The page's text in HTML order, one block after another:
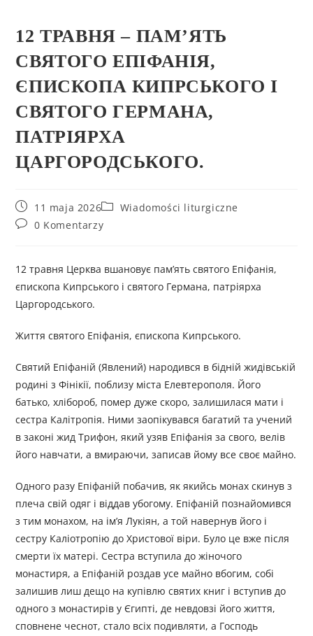
12 ТРАВНЯ – ПАМ’ЯТЬ
СВЯТОГО ЕПІФАНІЯ,
ЄПИСКОПА КИПРСЬКОГО І
СВЯТОГО ГЕРМАНА,
ПАТРІЯРХА
ЦАРГОРОДСЬКОГО.
11 maja 2026
Wiadomości liturgiczne
0 Komentarzy
12 травня Церква вшановує пам’ять святого Епіфанія,
єпископа Кипрського і святого Германа, патріярха
Царгородського.
Життя святого Епіфанія, єпископа Кипрського.
Святий Епіфаній (Явлений) народився в бідній жидівській
родині з Фінікії, поблизу міста Елевтерополя. Його
батько, хлібороб, помер дуже скоро, залишилася мати і
сестра Калітропія. Ними заопікувався багатий та учений
в законі жид Трифон, який узяв Епіфанія за свого, велів
його навчати, а вмираючи, записав йому все своє майно.
Одного разу Епіфаній побачив, як якийсь монах скинув з
плеча свій одяг і віддав убогому. Епіфаній познайомився
з тим монахом, на ім’я Лукіян, а той навернув його і
сестру Каліотропію до Христової віри. Було це вже після
смерти їх матері. Сестра вступила до жіночого
монастиря, а Епіфаній роздав усе майно вбогим, собі
залишив лиш дещо на купівлю святих книг і вступив до
одного з монастирів у Єгипті, де невдовзі його життя,
сповнене чеснот, стало всіх подивляти, а Господь